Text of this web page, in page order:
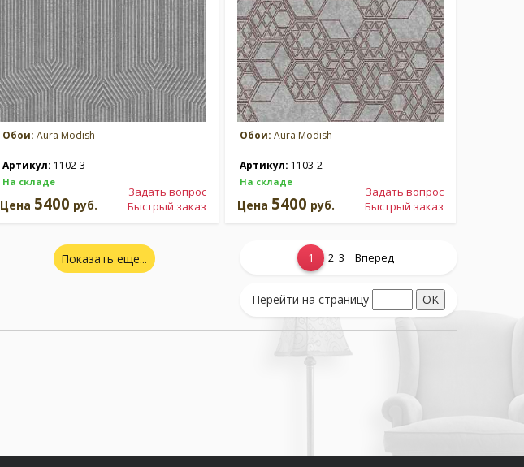
Обои: Aura Modish
Артикул: 1102-3
На складе
Задать вопрос
Быстрый заказ
Цена 5400 руб.
Обои: Aura Modish
Артикул: 1103-2
На складе
Задать вопрос
Быстрый заказ
Цена 5400 руб.
Показать еще... 1 2 3 Вперед
Перейти на страницу